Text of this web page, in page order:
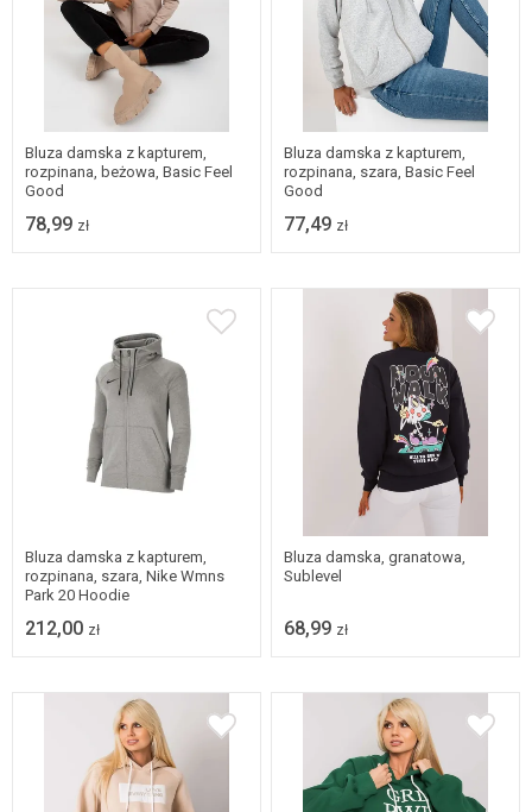
XS
Bluza damska z kapturem,
rozpinana, beżowa, Basic Feel
Good
78,99 zł
XS S M
L
XL
Bluza damska z kapturem,
rozpinana, szara, Basic Feel
Good
77,49 zł
Bluza damska z kapturem,
rozpinana, szara, Nike Wmns
Park 20 Hoodie
212,00 zł
M
Bluza damska, granatowa,
Sublevel
68,99 zł